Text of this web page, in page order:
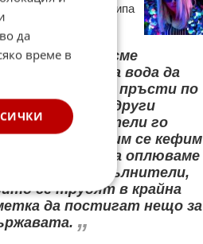
коментира клипа
Смятам, че не сме
топлата вода да
средни пръсти по
– много други
изпълнители го
и на тях им се кефим
дискотеките, а оплюваме
изпълнители,
се трудят в крайна
да постигат нещо за
„
да
време в